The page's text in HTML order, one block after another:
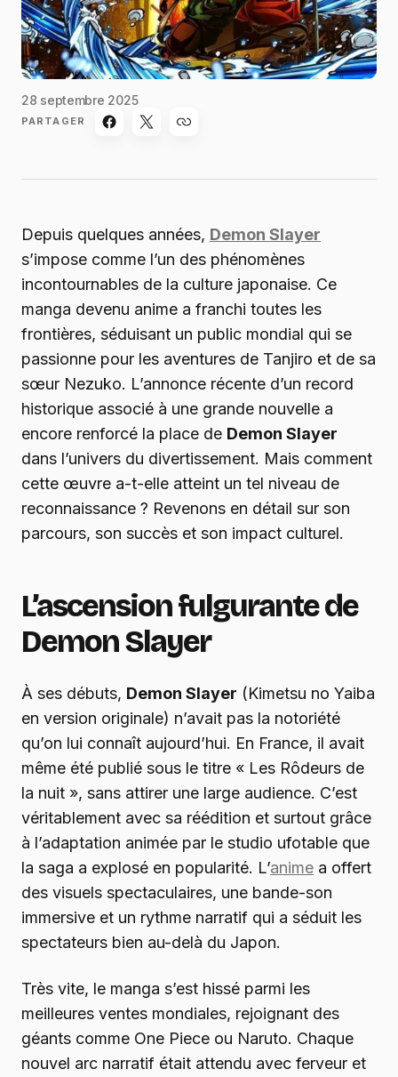
28 septembre 2025
PARTAGER
Depuis quelques années, Demon Slayer
s’impose comme l’un des phénomènes
incontournables de la culture japonaise. Ce
manga devenu anime a franchi toutes les
frontières, séduisant un public mondial qui se
passionne pour les aventures de Tanjiro et de sa
sœur Nezuko. L’annonce récente d’un record
historique associé à une grande nouvelle a
encore renforcé la place de Demon Slayer
dans l’univers du divertissement. Mais comment
cette œuvre a-t-elle atteint un tel niveau de
reconnaissance ? Revenons en détail sur son
parcours, son succès et son impact culturel.
L’ascension fulgurante de
Demon Slayer
À ses débuts, Demon Slayer (Kimetsu no Yaiba
en version originale) n’avait pas la notoriété
qu’on lui connaît aujourd’hui. En France, il avait
même été publié sous le titre « Les Rôdeurs de
la nuit », sans attirer une large audience. C’est
véritablement avec sa réédition et surtout grâce
à l’adaptation animée par le studio ufotable que
la saga a explosé en popularité. L’anime a offert
des visuels spectaculaires, une bande-son
immersive et un rythme narratif qui a séduit les
spectateurs bien au-delà du Japon.
Très vite, le manga s’est hissé parmi les
meilleures ventes mondiales, rejoignant des
géants comme One Piece ou Naruto. Chaque
nouvel arc narratif était attendu avec ferveur et